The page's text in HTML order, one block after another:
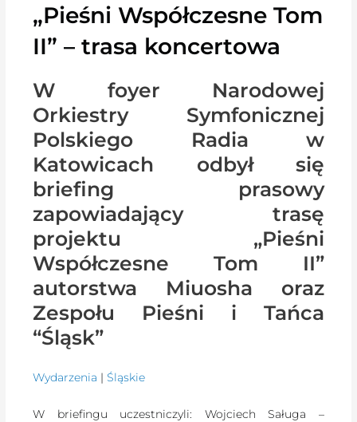
„Pieśni Współczesne Tom
II” – trasa koncertowa
W foyer Narodowej
Orkiestry Symfonicznej
Polskiego Radia w
Katowicach odbył się
briefing prasowy
zapowiadający trasę
projektu „Pieśni
Współczesne Tom II”
autorstwa Miuosha oraz
Zespołu Pieśni i Tańca
“Śląsk”
Wydarzenia |Śląskie
W briefingu uczestniczyli: Wojciech Saługa –